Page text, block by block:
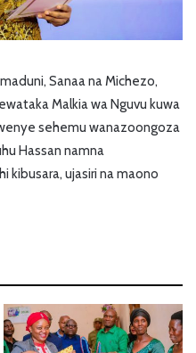
Sanaa na Michezo,
Malkia wa Nguvu kuwa
sehemu wanazoongoza
Hassan namna
kibusara, ujasiri na maono